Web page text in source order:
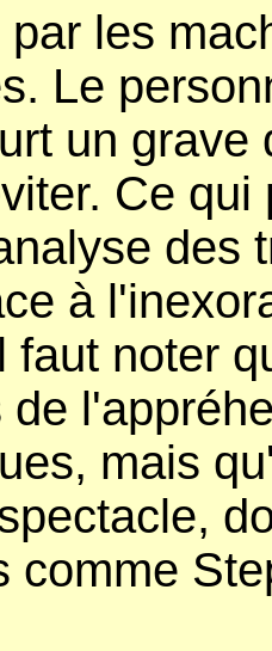
les
Le
un grave
Ce
des
à
faut noter
de
mais
comme